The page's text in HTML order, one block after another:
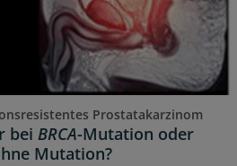
Prostatakarzinom
bei BRCA-Mutation oder
Mutation?